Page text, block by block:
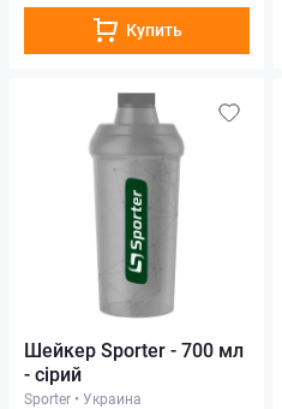
Купить
Шейкер Sporter - 700 мл
- сірий
Sporter • Украина